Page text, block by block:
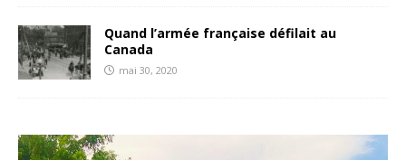
Quand l’armée française défilait au
Canada
mai 30, 2020